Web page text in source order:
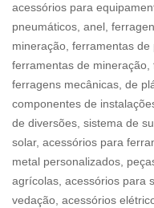
acessórios para
pneumáticos, anel,
mineração, ferramentas
ferramentas de
ferragens mecânicas, de
componentes de
de diversões, sistema de
solar, acessórios para
metal personalizados,
agrícolas, acessórios para
vedação, acessórios